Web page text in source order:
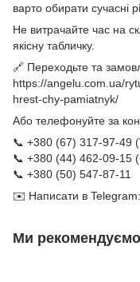
варто обирати сучасні
Не витрачайте час на
якісну табличку.
🔗 Переходьте та
https://angelu.com.ua/
hrest-chy-pamiatnyk/
Або телефонуйте за
📞 +380 (67) 317-97-49
📞 +380 (44) 462-09-15
📞 +380 (50) 547-87-11
✉️ Написати в Telegram:
Ми рекомендуємо